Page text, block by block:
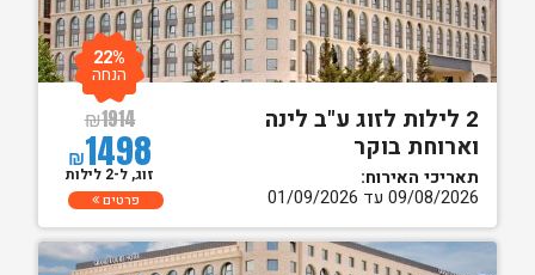
2 לילות לזוג ע"ב לינה
וארוחת בוקר
תאריכי האירוח:
09/08/2026 עד 01/09/2026
₪1914
₪1498
22%
הנחה
זוג, ל-2 לילות
פרטים